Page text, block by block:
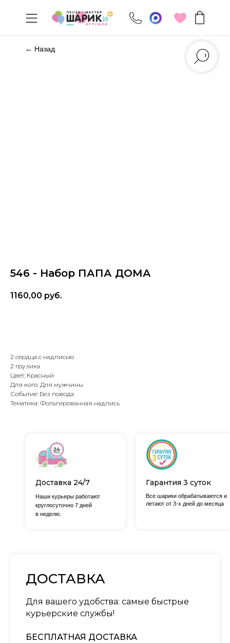
← Назад
546 - Набор ПАПА ДОМА
1160,00 руб.
2 сердца с надписью
2 грузика
Цвет: Красный
Для кого: Для мужчины
Событие: Без повода
Тематика: Фольгированная надпись
Доставка 24/7
Все шарики обрабатываются и
летают от 3-х дней до месяца
Наши курьеры работают
круглосуточно 7 дней
в неделю.
Гарантия 3 суток
ДОСТАВКА
Для вашего удобства: самые быстрые
курьерские службы!
БЕСПЛАТНАЯ ДОСТАВКА